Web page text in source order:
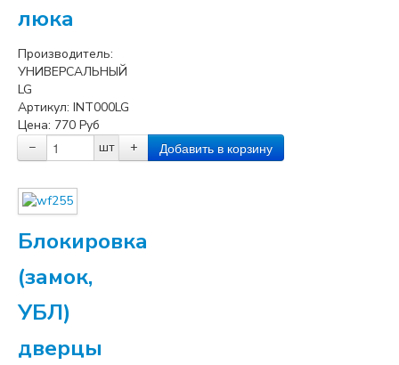
люка
Производитель:
УНИВЕРСАЛЬНЫЙ
LG
Артикул: INT000LG
Цена: 770 Руб
−
шт +
Блокировка
(замок,
УБЛ)
дверцы